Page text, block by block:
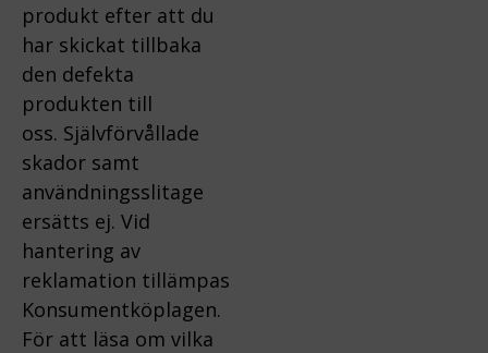
produkt efter att du
har skickat tillbaka
den defekta
produkten till
oss. Självförvållade
skador samt
användningsslitage
ersätts ej. Vid
hantering av
reklamation tillämpas
Konsumentköplagen.
För att läsa om vilka